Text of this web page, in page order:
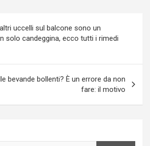
uccelli sul balcone sono un
solo candeggina, ecco tutti i rimedi
bevande bollenti? È un errore da non
fare: il motivo